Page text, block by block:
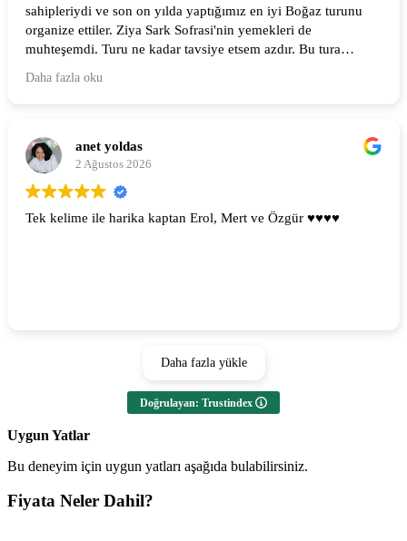
sahipleriydi ve son on yılda yaptığımız en iyi Boğaz turunu
organize ettiler. Ziya Sark Sofrasi'nin yemekleri de
muhteşemdi. Turu ne kadar tavsiye etsem azdır. Bu tura
Daha fazla oku
anet yoldas
2 Ağustos 2026
Tek kelime ile harika kaptan Erol, Mert ve Özgür ♥️♥️♥️♥️
Daha fazla yükle
Doğrulayan: Trustindex
Uygun Yatlar
Bu deneyim için uygun yatları aşağıda bulabilirsiniz.
Fiyata Neler Dahil?